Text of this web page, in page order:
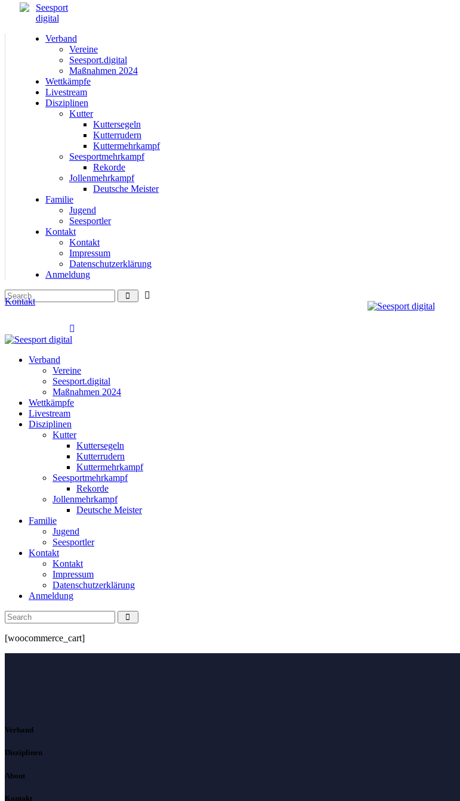
Verband
Vereine
Seesport.digital
Maßnahmen 2024
Wettkämpfe
Livestream
Disziplinen
Kutter
Kuttersegeln
Kutterrudern
Kuttermehrkampf
Seesportmehrkampf
Rekorde
Jollenmehrkampf
Deutsche Meister
Familie
Jugend
Seesportler
Kontakt
Kontakt
Impressum
Datenschutzerklärung
Anmeldung
Kontakt
Verband
Vereine
Seesport.digital
Maßnahmen 2024
Wettkämpfe
Livestream
Disziplinen
Kutter
Kuttersegeln
Kutterrudern
Kuttermehrkampf
Seesportmehrkampf
Rekorde
Jollenmehrkampf
Deutsche Meister
Familie
Jugend
Seesportler
Kontakt
Kontakt
Impressum
Datenschutzerklärung
Anmeldung
[woocommerce_cart]
Verband
Disziplinen
About
Kontakt